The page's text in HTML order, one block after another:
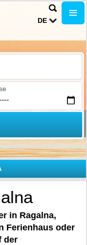
DE
in Ragalna,
Ferienhaus oder
der